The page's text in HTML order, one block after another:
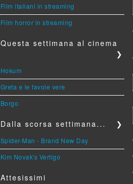
Film italiani in streaming
Film horror in streaming
Questa settimana al cinema
❯
Hokum
Greta e le favole vere
Borgo
Dalla scorsa settimana... ❯
Spider-Man - Brand New Day
Kim Novak's Vertigo
Attesissimi